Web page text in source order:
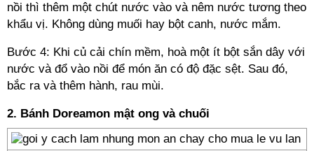
nồi thì thêm một chút nước vào và nêm nước tương theo
khẩu vị. Không dùng muối hay bột canh, nước mắm.
Bước 4: Khi củ cải chín mềm, hoà một ít bột sắn dây với
nước và đổ vào nồi để món ăn có độ đặc sệt. Sau đó,
bắc ra và thêm hành, rau mùi.
2. Bánh Doreamon mật ong và chuối